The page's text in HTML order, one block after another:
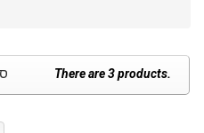
There are 3 products.